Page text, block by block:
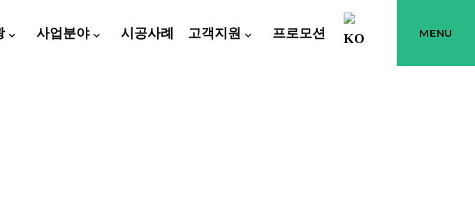
계·시공 전문기업 폴그린테크-폴그린테크는 태양광 발전사업과 철구조물 설계·시공을 전문으로 하는 기
작 및 시공까지 원스톱 서비스를 제공하며, 안전하고 효율적인 에너지 솔루션을 약속드립니다.
사업분야 시공사례 고객지원 프로모션 MENU